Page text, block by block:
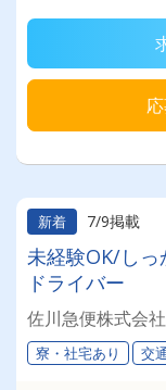
新着 7/9掲載
未経験OK/し
ドライバー
佐川急便株式会
寮・社宅あり 交